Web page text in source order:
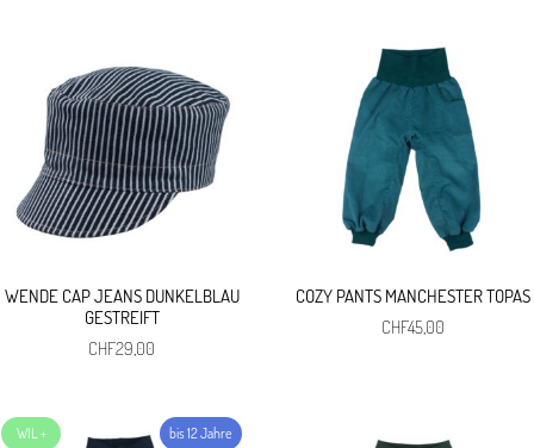
WENDE CAP JEANS DUNKELBLAU
GESTREIFT
CHF29,00
COZY PANTS MANCHESTER TOPAS
CHF45,00